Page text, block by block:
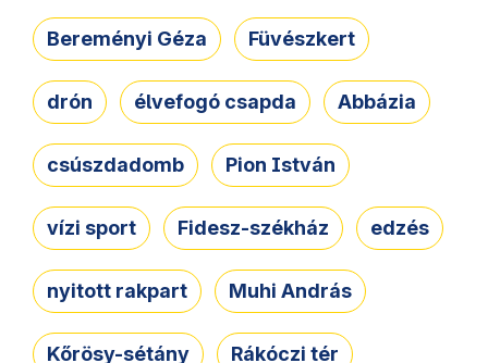
Bereményi Géza Füvészkert
drón élvefogó csapda Abbázia
csúszdadomb Pion István
vízi sport Fidesz-székház edzés
nyitott rakpart Muhi András
Kőrösy-sétány Rákóczi tér